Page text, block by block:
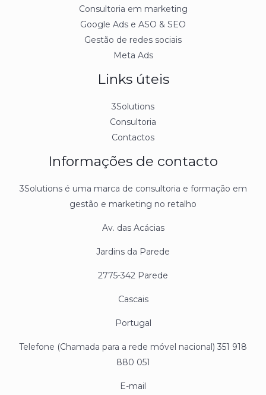
Consultoria em marketing
Google Ads e ASO & SEO
Gestão de redes sociais
Meta Ads
Links úteis
3Solutions
Consultoria
Contactos
Informações de contacto
3Solutions é uma marca de consultoria e formação em
gestão e marketing no retalho
Av. das Acácias
Jardins da Parede
2775-342 Parede
Cascais
Portugal
Telefone (Chamada para a rede móvel nacional) 351 918
880 051
E-mail